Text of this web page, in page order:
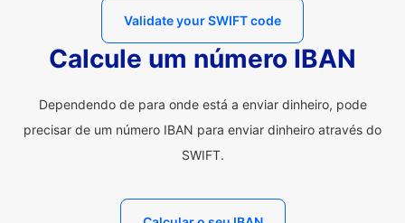
Validate your SWIFT code
Calcule um número IBAN
Dependendo de para onde está a enviar dinheiro, pode
precisar de um número IBAN para enviar dinheiro através do
SWIFT.